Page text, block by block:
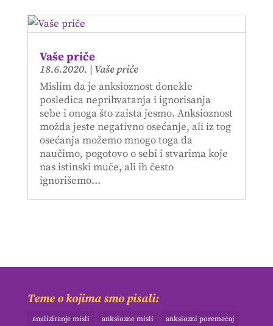
Vaše priče
18.6.2020. | Vaše priče
Mislim da je anksioznost donekle
posledica neprihvatanja i ignorisanja
sebe i onoga što zaista jesmo. Anksioznost
možda jeste negativno osećanje, ali iz tog
osećanja možemo mnogo toga da
naučimo, pogotovo o sebi i stvarima koje
nas istinski muče, ali ih često
ignorišemo…
Teme o kojima smo pisali:
analiziranje misli anksiozne misli anksiozni poremećaj